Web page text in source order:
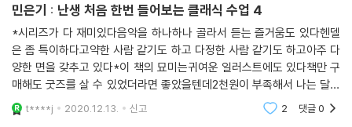
--- p. 372~373
이 풍요가 꼭 물질에만 해당하는 건 아니에요. 헨델이 지녔던 단단한 마음
역시 헨델을 풍요롭게 했지요. 자기 삶을 소중히 아끼며 존중할 줄 아는 인
물, 그게 바로 헨델입니다. 예술가는 꼭 궁핍하고 자신을 괴롭혀야 한다는
선입견을 완벽히 깬 사람이에요. 위대한 음악가면서 동시에 위대한 인간
피아니스트, 쇼팽과 리스트를 다룰 예정이다.
스마트폰만 있으면 언제 어디서든 음악 감상하며 강의를 들을 수 있어
국내기획 지식 교양서로는 유례없이 인기를 끌며 ‘난처한 시리즈’의 문을
민은기 : 난생 처음 한번 들어보는 클래식 수업 4
*시리즈가 다 재미있다음악을 하나하나 골라서 듣는 즐거움도 있다헨델
은 좀 특이하다고약한 사람 같기도 하고 다정한 사람 같기도 하고아주 다
양한 면을 갖추고 있다*이 책의 묘미는귀여운 일러스트에도 있다책만 구
매해도 굿즈를 살 수 있었더라면 좋았을텐데2천원이 부족해서 나는 달력
을 얻을 수 없게 되었다*올해가 가기 전 5편이 안 나올 줄 알았는데예약배
송을 받고 있다니아주 긴
t****j 2020.12.13. 신고 2 댓글0